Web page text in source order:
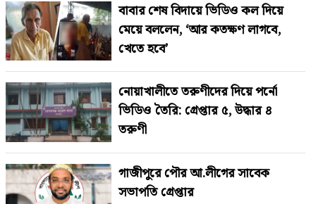
বাবার শেষ বিদায়ে ভিডিও কল দিয়ে
মেয়ে বললেন, ‘আর কতক্ষণ লাগবে,
খেতে হবে’
নোয়াখালীতে তরুণীদের দিয়ে পর্নো
ভিডিও তৈরি: গ্রেপ্তার ৫, উদ্ধার ৪
তরুণী
গাজীপুরে পৌর আ.লীগের সাবেক
সভাপতি গ্রেপ্তার